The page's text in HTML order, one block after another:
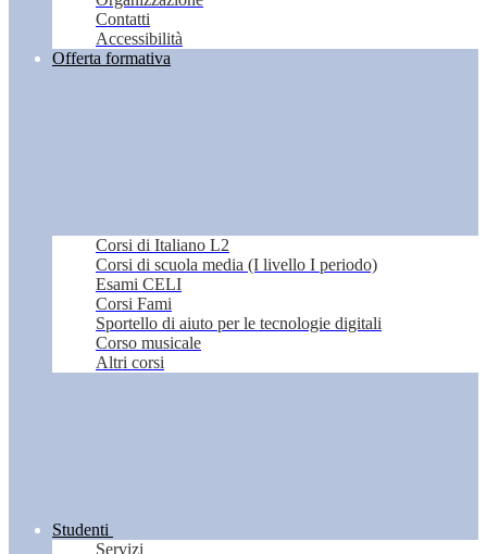
Contatti
Accessibilità
Offerta formativa
Corsi di Italiano L2
Corsi di scuola media (I livello I periodo)
Esami CELI
Corsi Fami
Sportello di aiuto per le tecnologie digitali
Corso musicale
Altri corsi
Studenti
Servizi